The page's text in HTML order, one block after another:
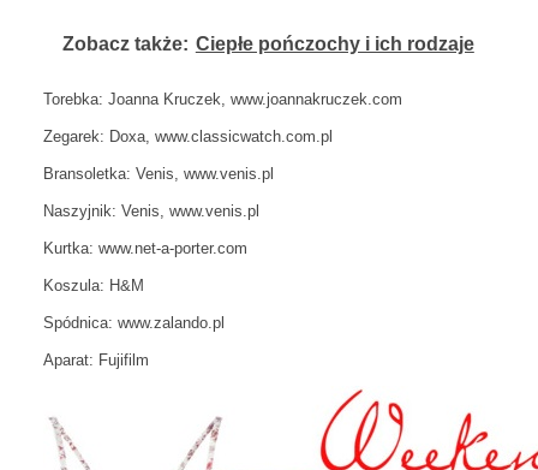
Zobacz także: Ciepłe pończochy i ich rodzaje
Torebka: Joanna Kruczek, www.joannakruczek.com
Zegarek: Doxa, www.classicwatch.com.pl
Bransoletka: Venis, www.venis.pl
Naszyjnik: Venis, www.venis.pl
Kurtka: www.net-a-porter.com
Koszula: H&M
Spódnica: www.zalando.pl
Aparat: Fujifilm